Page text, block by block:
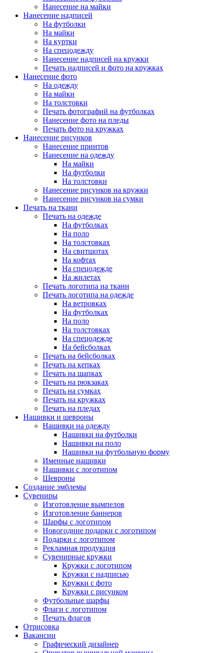
Нанесение на майки
Нанесение надписей
На футболки
На майки
На куртки
На спецодежду
Нанесение надписей на кружки
Печать надписей и фото на кружках
Нанесение фото
На одежду
На майки
На толстовки
Печать фотографий на футболках
Нанесение фото на пледы
Печать фото на кружках
Нанесение рисунков
Нанесение принтов
Нанесение на одежду
На майки
На футболки
На толстовки
Нанесение рисунков на кружки
Нанесение рисунков на сумки
Печать на ткани
Печать на одежде
На футболках
На поло
На толстовках
На свитшотах
На кофтах
На спецодежде
На жилетах
Печать логотипа на ткани
Печать логотипа на одежде
На ветровках
На футболках
На поло
На толстовках
На спецодежде
На бейсболках
Печать на бейсболках
Печать на кепках
Печать на шапках
Печать на рюкзаках
Печать на сумках
Печать на кружках
Печать на пледах
Нашивки и шевроны
Нашивки на одежду
Нашивки на футболки
Нашивки на поло
Нашивки на футбольную форму
Именные нашивки
Нашивки с логотипом
Шевроны
Создание эмблемы
Сувениры
Изготовление вымпелов
Изготовление баннеров
Шарфы с логотипом
Новогодние подарки с логотипом
Подарки с логотипом
Рекламная продукция
Сувенирные кружки
Кружки с логотипом
Кружки с надписью
Кружки с фото
Кружки с рисунком
Футбольные шарфы
Флаги с логотипом
Печать флагов
Отрисовка
Вакансии
Графический дизайнер